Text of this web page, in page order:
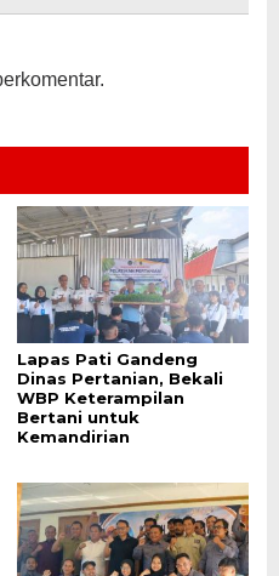
Lapas Pati Gandeng
Dinas Pertanian, Bekali
WBP Keterampilan
Bertani untuk
Kemandirian